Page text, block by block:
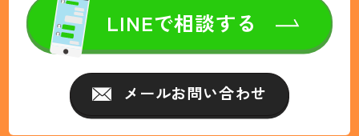
LINEで相談する
メールお問い合わせ